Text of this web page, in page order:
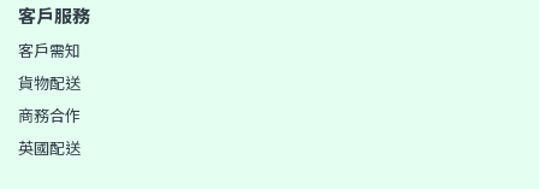
客戶服務
客戶需知
貨物配送
商務合作
英國配送